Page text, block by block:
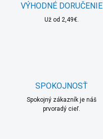
VÝHODNÉ DORUČENIE
Už od 2,49€.
SPOKOJNOSŤ
Spokojný zákazník je náš
prvoradý cieľ.